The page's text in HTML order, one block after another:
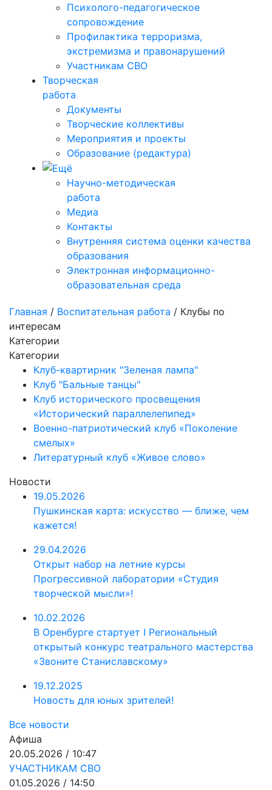
Психолого-педагогическое
сопровождение
Профилактика терроризма,
экстремизма и правонарушений
Участникам СВО
Творческая
работа
Документы
Творческие коллективы
Мероприятия и проекты
Образование (редактура)
Научно-методическая
работа
Медиа
Контакты
Внутренняя система оценки качества
образования
Электронная информационно-
образовательная среда
Главная / Воспитательная работа / Клубы по
интересам
Категории
Категории
Клуб-квартирник "Зеленая лампа"
Клуб "Бальные танцы"
Клуб исторического просвещения
«Исторический параллелепипед»
Военно-патриотический клуб «Поколение
смелых»
Литературный клуб «Живое слово»
Новости
19.05.2026
Пушкинская карта: искусство — ближе, чем
кажется!
29.04.2026
Открыт набор на летние курсы
Прогрессивной лаборатории «Студия
творческой мысли»!
10.02.2026
В Оренбурге стартует I Региональный
открытый конкурс театрального мастерства
«Звоните Станиславскому»
19.12.2025
Новость для юных зрителей!
Все новости
Афиша
20.05.2026 / 10:47
УЧАСТНИКАМ СВО
01.05.2026 / 14:50